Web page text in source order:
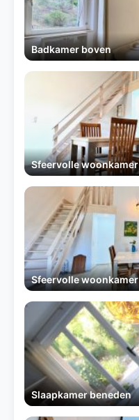
Badkamer boven
Sfeervolle woonkamer
Sfeervolle woonkamer
Slaapkamer beneden